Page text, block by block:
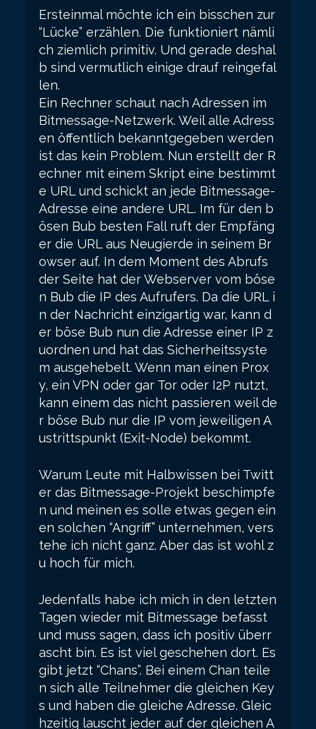
Ersteinmal möchte ich ein bisschen zur
“Lücke” erzählen. Die funktioniert nämli
ch ziemlich primitiv. Und gerade deshal
b sind vermutlich einige drauf reingefal
len.
Ein Rechner schaut nach Adressen im
Bitmessage-Netzwerk. Weil alle Adress
en öffentlich bekanntgegeben werden
ist das kein Problem. Nun erstellt der R
echner mit einem Skript eine bestimmt
e URL und schickt an jede Bitmessage-
Adresse eine andere URL. Im für den b
ösen Bub besten Fall ruft der Empfäng
er die URL aus Neugierde in seinem Br
owser auf. In dem Moment des Abrufs
der Seite hat der Webserver vom böse
n Bub die IP des Aufrufers. Da die URL i
n der Nachricht einzigartig war, kann d
er böse Bub nun die Adresse einer IP z
uordnen und hat das Sicherheitssyste
m ausgehebelt. Wenn man einen Prox
y, ein VPN oder gar Tor oder I2P nutzt,
kann einem das nicht passieren weil de
r böse Bub nur die IP vom jeweiligen A
ustrittspunkt (Exit-Node) bekommt.
Warum Leute mit Halbwissen bei Twitt
er das Bitmessage-Projekt beschimpfe
n und meinen es solle etwas gegen ein
en solchen “Angriff” unternehmen, vers
tehe ich nicht ganz. Aber das ist wohl z
u hoch für mich.
Jedenfalls habe ich mich in den letzten
Tagen wieder mit Bitmessage befasst
und muss sagen, dass ich positiv überr
ascht bin. Es ist viel geschehen dort. Es
gibt jetzt “Chans”. Bei einem Chan teile
n sich alle Teilnehmer die gleichen Key
s und haben die gleiche Adresse. Gleic
hzeitig lauscht jeder auf der gleichen A